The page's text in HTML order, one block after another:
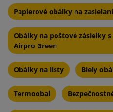
Papierové obálky na
Obálky na poštové zásielky
Airpro Green
Obálky na listy Biely
Termoobal